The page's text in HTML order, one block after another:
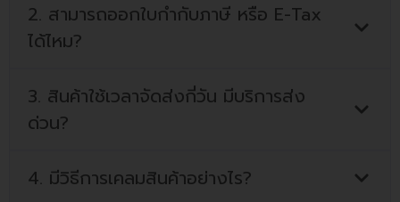
2. สามารถออกใบกำกับภาษี หรือ E-Tax
ได้ไหม?
3. สินค้าใช้เวลาจัดส่งกี่วัน มีบริการส่ง
ด่วน?
4. มีวิธีการเคลมสินค้าอย่างไร?